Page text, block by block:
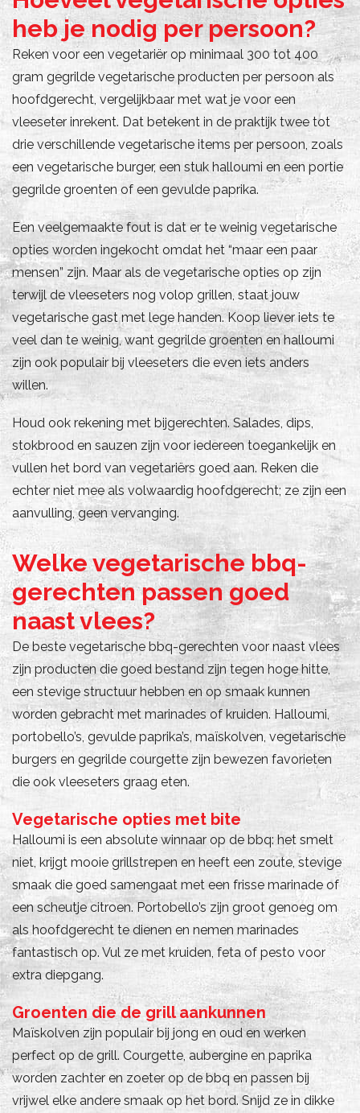
heb je nodig per persoon?
Reken voor een vegetariër op minimaal 300 tot 400
gram gegrilde vegetarische producten per persoon als
hoofdgerecht, vergelijkbaar met wat je voor een
vleeseter inrekent. Dat betekent in de praktijk twee tot
drie verschillende vegetarische items per persoon, zoals
een vegetarische burger, een stuk halloumi en een portie
gegrilde groenten of een gevulde paprika.
Een veelgemaakte fout is dat er te weinig vegetarische
opties worden ingekocht omdat het “maar een paar
mensen” zijn. Maar als de vegetarische opties op zijn
terwijl de vleeseters nog volop grillen, staat jouw
vegetarische gast met lege handen. Koop liever iets te
veel dan te weinig, want gegrilde groenten en halloumi
zijn ook populair bij vleeseters die even iets anders
willen.
Houd ook rekening met bijgerechten. Salades, dips,
stokbrood en sauzen zijn voor iedereen toegankelijk en
vullen het bord van vegetariërs goed aan. Reken die
echter niet mee als volwaardig hoofdgerecht; ze zijn een
aanvulling, geen vervanging.
Welke vegetarische bbq-
gerechten passen goed
naast vlees?
De beste vegetarische bbq-gerechten voor naast vlees
zijn producten die goed bestand zijn tegen hoge hitte,
een stevige structuur hebben en op smaak kunnen
worden gebracht met marinades of kruiden. Halloumi,
portobello’s, gevulde paprika’s, maïskolven, vegetarische
burgers en gegrilde courgette zijn bewezen favorieten
die ook vleeseters graag eten.
Vegetarische opties met bite
Halloumi is een absolute winnaar op de bbq: het smelt
niet, krijgt mooie grillstrepen en heeft een zoute, stevige
smaak die goed samengaat met een frisse marinade of
een scheutje citroen. Portobello’s zijn groot genoeg om
als hoofdgerecht te dienen en nemen marinades
fantastisch op. Vul ze met kruiden, feta of pesto voor
extra diepgang.
Groenten die de grill aankunnen
Maïskolven zijn populair bij jong en oud en werken
perfect op de grill. Courgette, aubergine en paprika
worden zachter en zoeter op de bbq en passen bij
vrijwel elke andere smaak op het bord. Snijd ze in dikke